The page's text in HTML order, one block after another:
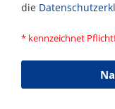
die
* kennzeichnet